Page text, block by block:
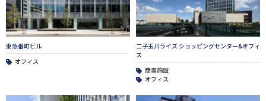
東急番町ビル
オフィス
二子玉川ライズ ショッピングセンター&オフィ
ス
商業施設
オフィス